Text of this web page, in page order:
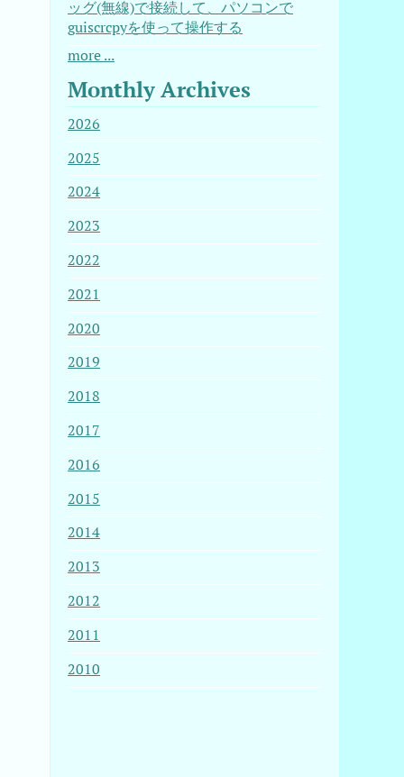
ッグ(無線)で接続して、パソコンで
guiscrcpyを使って操作する
more ...
Monthly Archives
2026
2025
2024
2023
2022
2021
2020
2019
2018
2017
2016
2015
2014
2013
2012
2011
2010